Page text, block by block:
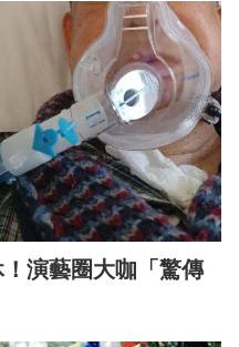
演藝圈大咖「驚傳